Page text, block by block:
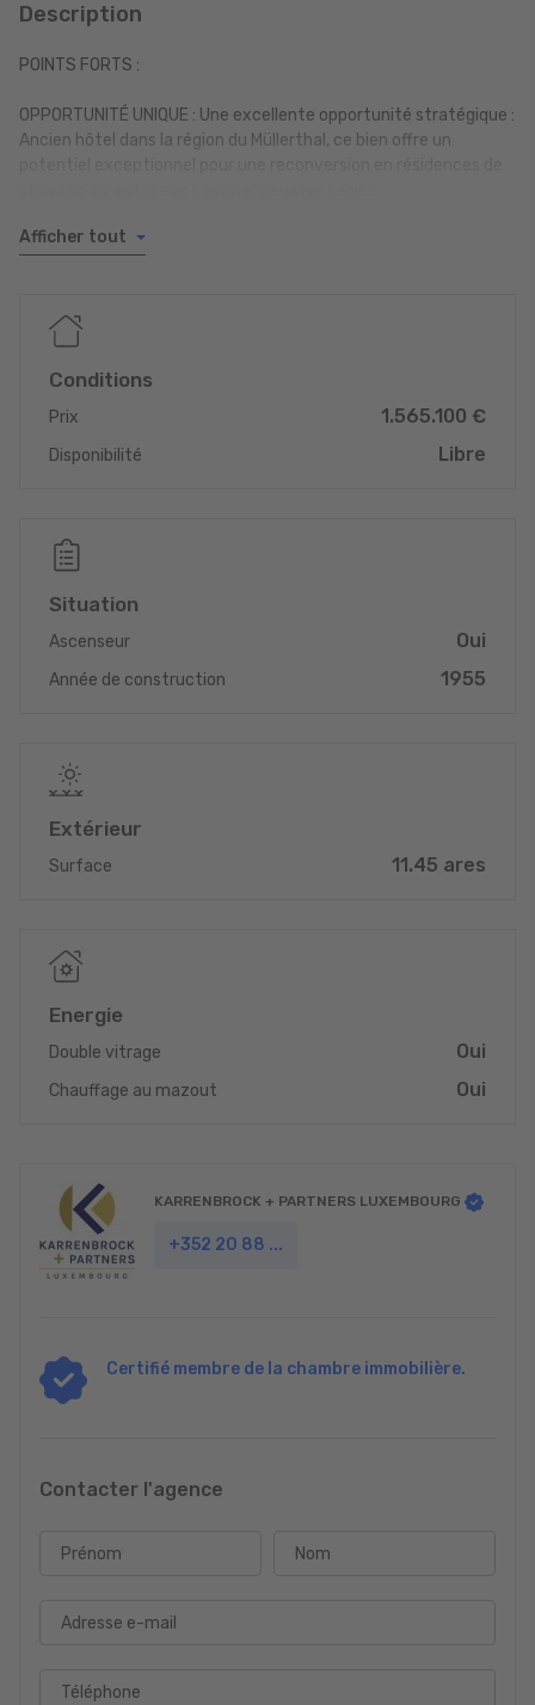
Description
POINTS FORTS :
OPPORTUNITÉ UNIQUE : Une excellente opportunité stratégique :
Ancien hôtel dans la région du Müllerthal, ce bien offre un
+ PAG/PAP : Zone ZMR-b
+ Surface totale généreuse : env. 1 145 m²
+ Accès au sentier du Müllerthal
-> 10 km Echternach
-> 25 km Diekirch
Ce bien unique bénéficie d'une situation stratégique au cœur de
la très prisée région touristique du Müllerthal (« Petite Suisse »)
de l'ancien hôtel offre une excellente base pour la création
rénovation complète, le bâtiment peut être transformé en
plusieurs appartements de standing ou en appartements
locatifs, bénéficiant d'un cadre naturel idyllique et de sa
proximité avec le Géoparc mondial UNESCO. La proximité
construction d'appartements ou de duplex de luxe.
L'orientation vers un usage résidentiel est particulièrement
prometteuse, car la structure existante peut être convertie en
de mettre le bien aux normes techniques et d'efficacité
énergétique les plus récentes et d'adapter les plans aux
séparément sur demande.
En alternative à un usage résidentiel, la vocation commerciale
cuisine existantes font de ce bâtiment un lieu idéal pour une
spécialisés dans le secteur en pleine expansion du tourisme de
Afficher tout
Conditions
Prix 1.565.100 €
Disponibilité Libre
Situation
Ascenseur Oui
Année de construction 1955
Extérieur
Surface 11.45 ares
Energie
Double vitrage Oui
Chauffage au mazout Oui
KARRENBROCK + PARTNERS LUXEMBOURG
+352 20 88 ...
Certifié membre de la chambre immobilière.
Contacter l'agence
Prénom Nom
Adresse e-mail
Téléphone